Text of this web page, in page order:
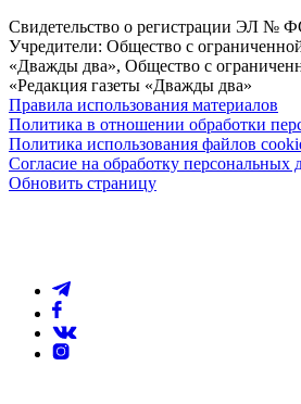
Свидетельство о регистрации ЭЛ №
Учредители: Общество с
«Дважды два», Общество с
«Редакция газеты «Дважды два»
Правила использования материалов
Политика в отношении обработки
Политика использования файлов
Согласие на обработку персональных
Обновить страницу